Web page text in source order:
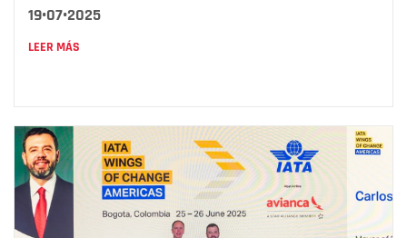
19•07•2025
LEER MÁS